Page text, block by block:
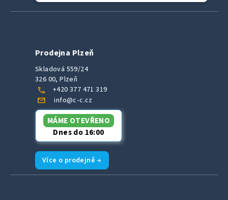
Prodejna Plzeň
Skladová 559/24
326 00, Plzeň
call +420 377 471 319
mail info@c-c.cz
MÁME OTEVŘENO
Dnes do 16:00
Více o prodejně →